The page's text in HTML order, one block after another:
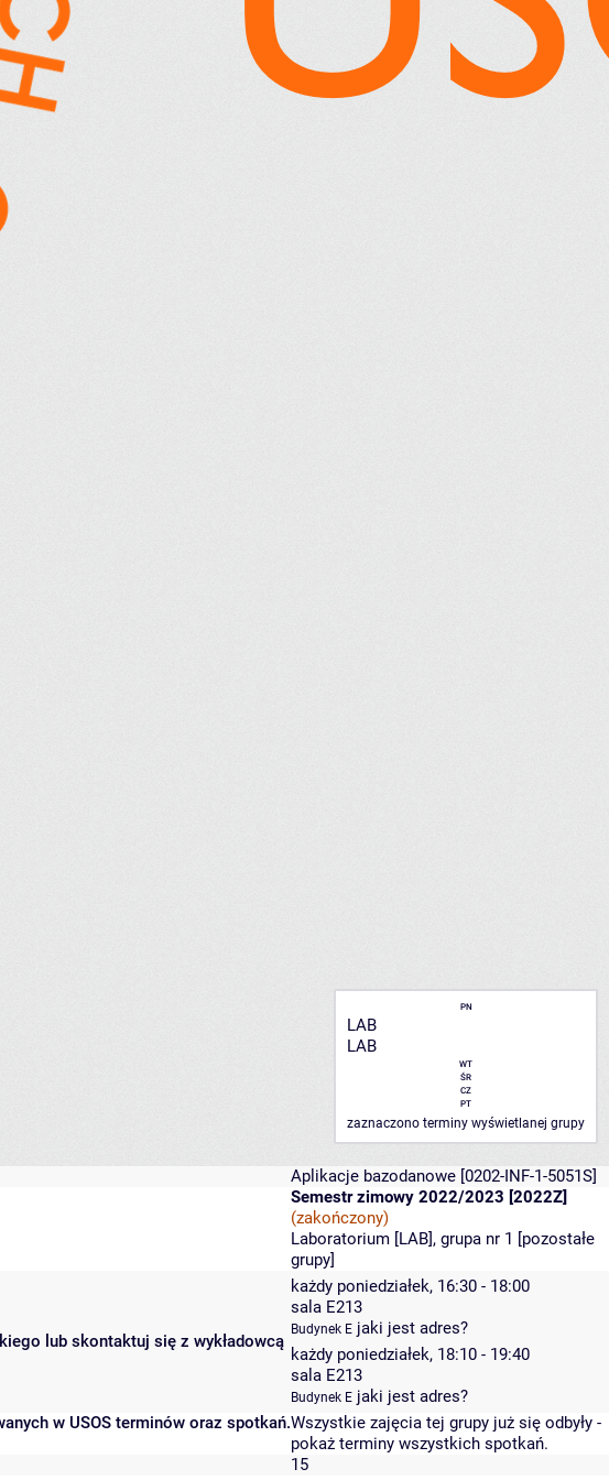
PN
LAB
LAB
WT
ŚR
CZ
PT
zaznaczono terminy wyświetlanej grupy
Aplikacje bazodanowe [0202-INF-1-5051S]
Semestr zimowy 2022/2023 [2022Z]
(zakończony)
Laboratorium [LAB], grupa nr 1 [pozostałe
grupy]
lub skontaktuj się z wykładowcą
każdy poniedziałek, 16:30 - 18:00
sala E213
Budynek E jaki jest adres?
każdy poniedziałek, 18:10 - 19:40
sala E213
Budynek E jaki jest adres?
w USOS terminów oraz spotkań.Wszystkie zajęcia tej grupy już się odbyły -
pokaż terminy wszystkich spotkań.
15